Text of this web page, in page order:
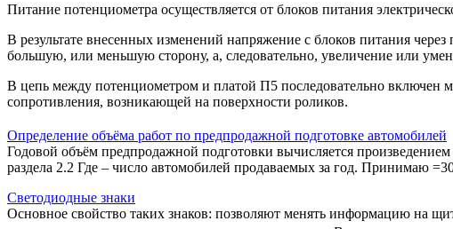
Питание потенциометра осуществляется от блоков питания
В результате внесенных изменений напряжение с блоков питания
большую, или меньшую сторону, а, следовательно, увеличение или
В цепь между потенциометром и платой П5 последовательно
сопротивления, возникающей на поверхности роликов.
Определение объёма работ по предпродажной подготовке автомобилей
Годовой объём предпродажной подготовки вычисляется
раздела 2.2 Где – число автомобилей продаваемых за год. Принимаю
Светодиодные знаки
Основное свойство таких знаков: позволяют менять информацию на